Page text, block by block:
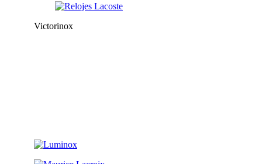
Victorinox